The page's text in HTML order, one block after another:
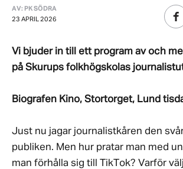
AV: PK SÖDRA
23 APRIL 2026
Vi bjuder in till ett program av och
på Skurups folkhögskolas
Biografen Kino, Stortorget, Lund
Just nu jagar journalistkåren den
publiken. Men hur pratar man med
man förhålla sig till TikTok? Varför